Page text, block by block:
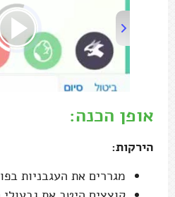
הירקות:
מגררים את העגבניות
קוצצים היטב את
פורסים ומקלפים את
הקטניות והדגנים: